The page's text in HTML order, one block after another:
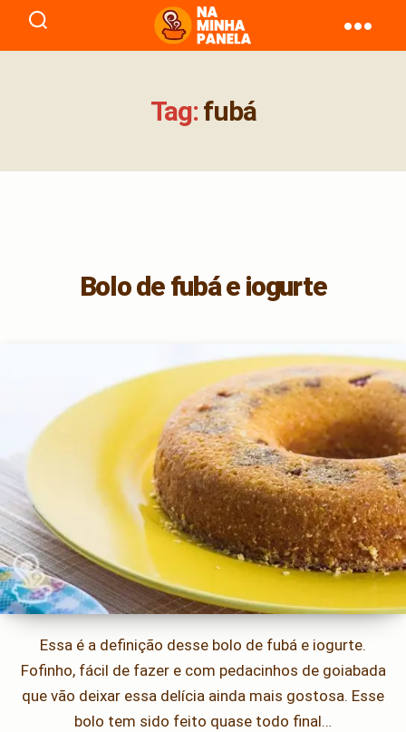
naminhapanela.com
Tag: fubá
Bolo de fubá e iogurte
Essa é a definição desse bolo de fubá e iogurte.
Fofinho, fácil de fazer e com pedacinhos de goiabada
que vão deixar essa delícia ainda mais gostosa. Esse
bolo tem sido feito quase todo final…